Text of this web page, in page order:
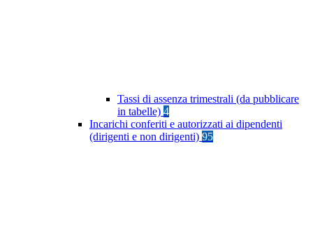
Tassi di assenza trimestrali (da pubblicare
in tabelle) 4
Incarichi conferiti e autorizzati ai dipendenti
(dirigenti e non dirigenti) 95